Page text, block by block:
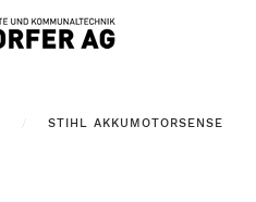
STIHL AKKUMOTORSENSE